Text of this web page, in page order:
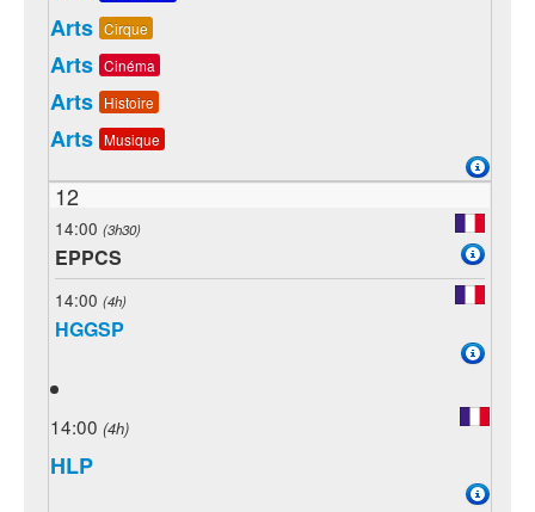
Arts Cirque
Arts Cinéma
Arts Histoire
Arts Musique
12
14:00 (3h30)
EPPCS
14:00 (4h)
HGGSP
14:00 (4h)
HLP